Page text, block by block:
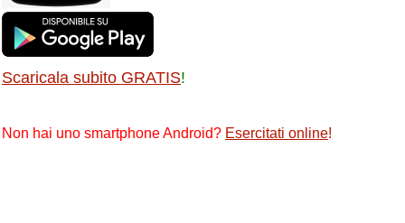
Scaricala subito GRATIS!
Non hai uno smartphone Android? Esercitati online!